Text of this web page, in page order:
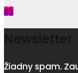
00
Žiadny spam.